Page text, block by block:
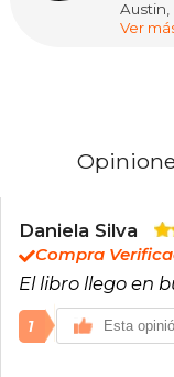
Ver
Daniela Silva
Compra
El libro llego en
1 Esta